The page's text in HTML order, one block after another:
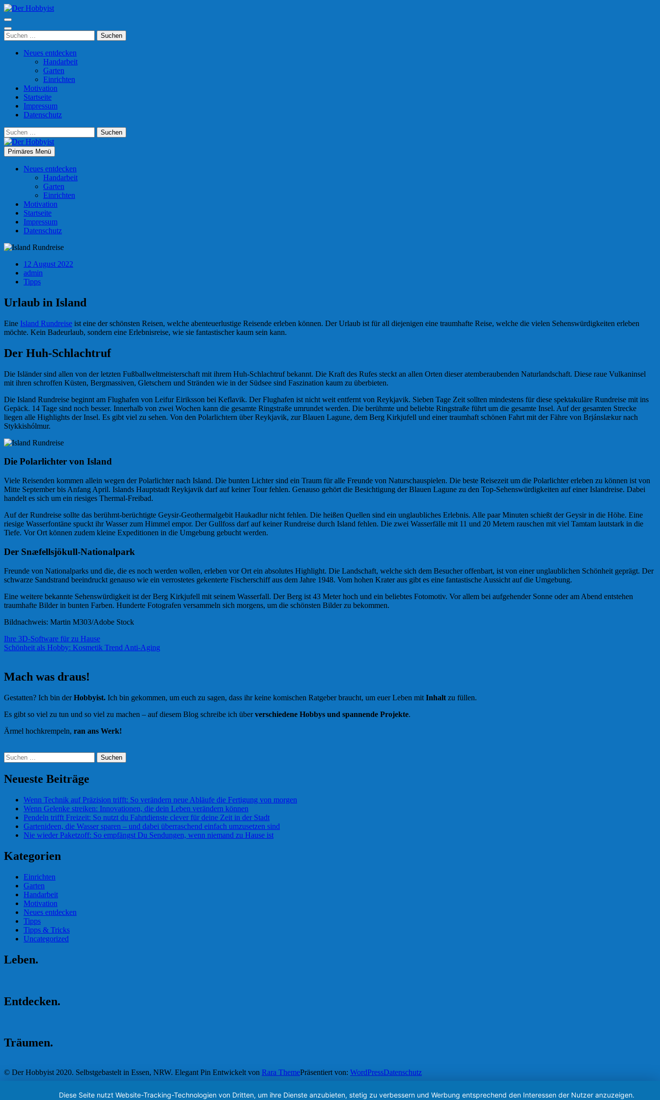
Zum
Inhalt
springen
(Enter
drücken)
Suchen
nach:
Neues entdecken
Handarbeit
Garten
Einrichten
Motivation
Startseite
Impressum
Datenschutz
Suchen
nach:
Der Hobbyist
Was man mit Freizeit so anfangen kann
Primäres Menü
Neues entdecken
Handarbeit
Garten
Einrichten
Motivation
Startseite
Impressum
Datenschutz
12 August 2022
admin
Tipps
Urlaub in Island
Eine Island Rundreise ist eine der schönsten Reisen, welche abenteuerlustige Reisende erleben können. Der Urlaub ist für all diejenigen eine traumhafte Reise, welche die vielen Sehenswürdigkeiten erleben
möchte. Kein Badeurlaub, sondern eine Erlebnisreise, wie sie fantastischer kaum sein kann.
Der Huh-Schlachtruf
Die Isländer sind allen von der letzten Fußballweltmeisterschaft mit ihrem Huh-Schlachtruf bekannt. Die Kraft des Rufes steckt an allen Orten dieser atemberaubenden Naturlandschaft. Diese raue Vulkaninsel
mit ihren schroffen Küsten, Bergmassiven, Gletschern und Stränden wie in der Südsee sind Faszination kaum zu überbieten.
Die Island Rundreise beginnt am Flughafen von Leifur Eiriksson bei Keflavik. Der Flughafen ist nicht weit entfernt von Reykjavik. Sieben Tage Zeit sollten mindestens für diese spektakuläre Rundreise mit ins
Gepäck. 14 Tage sind noch besser. Innerhalb von zwei Wochen kann die gesamte Ringstraße umrundet werden. Die berühmte und beliebte Ringstraße führt um die gesamte Insel. Auf der gesamten Strecke
liegen alle Highlights der Insel. Es gibt viel zu sehen. Von den Polarlichtern über Reykjavik, zur Blauen Lagune, dem Berg Kirkjufell und einer traumhaft schönen Fahrt mit der Fähre von Brjánslækur nach
Stykkishólmur.
Die Polarlichter von Island
Viele Reisenden kommen allein wegen der Polarlichter nach Island. Die bunten Lichter sind ein Traum für alle Freunde von Naturschauspielen. Die beste Reisezeit um die Polarlichter erleben zu können ist von
Mitte September bis Anfang April. Islands Hauptstadt Reykjavik darf auf keiner Tour fehlen. Genauso gehört die Besichtigung der Blauen Lagune zu den Top-Sehenswürdigkeiten auf einer Islandreise. Dabei
handelt es sich um ein riesiges Thermal-Freibad.
Auf der Rundreise sollte das berühmt-berüchtigte Geysir-Geothermalgebit Haukadlur nicht fehlen. Die heißen Quellen sind ein unglaubliches Erlebnis. Alle paar Minuten schießt der Geysir in die Höhe. Eine
riesige Wasserfontäne spuckt ihr Wasser zum Himmel empor. Der Gullfoss darf auf keiner Rundreise durch Island fehlen. Die zwei Wasserfälle mit 11 und 20 Metern rauschen mit viel Tamtam lautstark in die
Tiefe. Vor Ort können zudem kleine Expeditionen in die Umgebung gebucht werden.
Der Snæfellsjökull-Nationalpark
Freunde von Nationalparks und die, die es noch werden wollen, erleben vor Ort ein absolutes Highlight. Die Landschaft, welche sich dem Besucher offenbart, ist von einer unglaublichen Schönheit geprägt. Der
schwarze Sandstrand beeindruckt genauso wie ein verrostetes gekenterte Fischerschiff aus dem Jahre 1948. Vom hohen Krater aus gibt es eine fantastische Aussicht auf die Umgebung.
Eine weitere bekannte Sehenswürdigkeit ist der Berg Kirkjufell mit seinem Wasserfall. Der Berg ist 43 Meter hoch und ein beliebtes Fotomotiv. Vor allem bei aufgehender Sonne oder am Abend entstehen
traumhafte Bilder in bunten Farben. Hunderte Fotografen versammeln sich morgens, um die schönsten Bilder zu bekommen.
Bildnachweis: Martin M303/Adobe Stock
Beitragsnavigation
Ihre 3D-Software für zu Hause
Schönheit als Hobby: Kosmetik Trend Anti-Aging
Mach was draus!
Gestatten? Ich bin derHobbyist. Ich bin gekommen, um euch zu sagen, dass ihr keine komischen Ratgeber braucht, um euer Leben mit Inhalt zu füllen.
Es gibt so viel zu tun und so viel zu machen – auf diesem Blog schreibe ich überverschiedene Hobbys und spannende Projekte.
Ärmel hochkrempeln, ran ans Werk!
Suchen
nach:
Neueste Beiträge
Wenn Technik auf Präzision trifft: So verändern neue Abläufe die Fertigung von morgen
Wenn Gelenke streiken: Innovationen, die dein Leben verändern können
Pendeln trifft Freizeit: So nutzt du Fahrtdienste clever für deine Zeit in der Stadt
Gartenideen, die Wasser sparen – und dabei überraschend einfach umzusetzen sind
Nie wieder Paketzoff: So empfängst Du Sendungen, wenn niemand zu Hause ist
Kategorien
Einrichten
Garten
Handarbeit
Motivation
Neues entdecken
Tipps
Tipps & Tricks
Uncategorized
Leben.
Entdecken.
Träumen.
© Der Hobbyist 2020. Selbstgebastelt in Essen, NRW. Elegant Pin Entwickelt von Rara ThemePräsentiert von: WordPressDatenschutz
Diese Seite nutzt Website-Tracking-Technologien von Dritten, um ihre Dienste anzubieten, stetig zu verbessern und Werbung entsprechend den Interessen der Nutzer anzuzeigen.